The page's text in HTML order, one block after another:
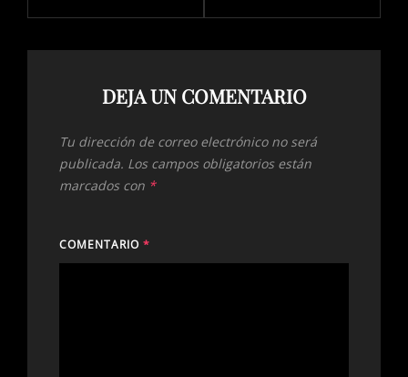
DEJA UN COMENTARIO
Tu dirección de correo electrónico no será
publicada. Los campos obligatorios están
marcados con *
COMENTARIO *